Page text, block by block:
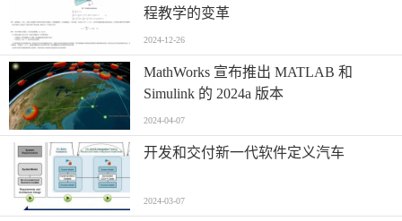
程教学的变革
2024-12-26
MathWorks 宣布推出 MATLAB 和
Simulink 的 2024a 版本
2024-04-07
开发和交付新一代软件定义汽车
2024-03-07